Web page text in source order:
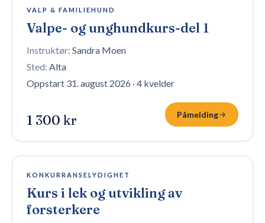
6 plasser igjen
VALP & FAMILIEHUND
Valpe- og unghundkurs-del 1
Instruktør: Sandra Moen
Sted: Alta
Oppstart 31. august 2026 ·4 kvelder
1 300 kr Påmelding
Fullt — venteliste
KONKURRANSELYDIGHET
Kurs i lek og utvikling av
forsterkere